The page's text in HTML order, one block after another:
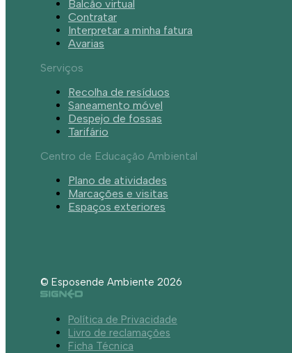
Balcão virtual
Contratar
Interpretar a minha fatura
Avarias
Serviços
Recolha de resíduos
Saneamento móvel
Despejo de fossas
Tarifário
Centro de Educação Ambiental
Plano de atividades
Marcações e visitas
Espaços exteriores
© Esposende Ambiente 2026
Política de Privacidade
Livro de reclamações
Ficha Técnica